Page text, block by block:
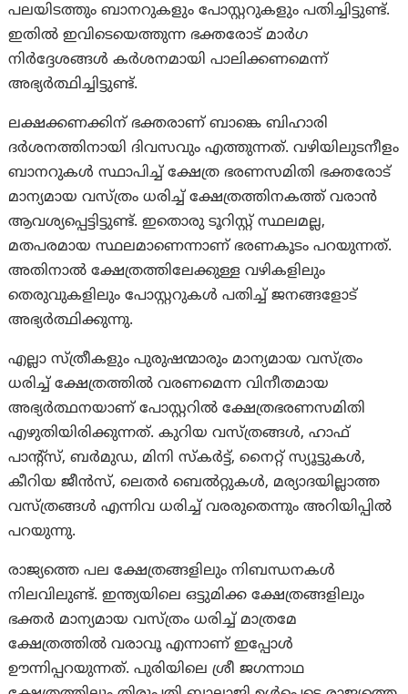
പലയിടത്തും ബാനറുകളും പോസ്റ്ററുകളും പതിച്ചിട്ടുണ്ട്.
ഇതിൽ ഇവിടെയെത്തുന്ന ഭക്തരോട് മാര്‍ഗ
നിര്‍ദ്ദേശങ്ങള്‍ കര്‍ശനമായി പാലിക്കണമെന്ന്
അഭ്യർത്ഥിച്ചിട്ടുണ്ട്.
ലക്ഷക്കണക്കിന് ഭക്തരാണ് ബാങ്കെ ബിഹാരി
ദർശനത്തിനായി ദിവസവും എത്തുന്നത്. വഴിയിലുടനീളം
ബാനറുകൾ സ്ഥാപിച്ച് ക്ഷേത്ര ഭരണസമിതി ഭക്തരോട്
മാന്യമായ വസ്ത്രം ധരിച്ച് ക്ഷേത്രത്തിനകത്ത് വരാൻ
ആവശ്യപ്പെട്ടിട്ടുണ്ട്. ഇതൊരു ടൂറിസ്റ്റ് സ്ഥലമല്ല,
മതപരമായ സ്ഥലമാണെന്നാണ് ഭരണകൂടം പറയുന്നത്.
അതിനാൽ ക്ഷേത്രത്തിലേക്കുള്ള വഴികളിലും
തെരുവുകളിലും പോസ്റ്ററുകൾ പതിച്ച് ജനങ്ങളോട്
അഭ്യർത്ഥിക്കുന്നു.
എല്ലാ സ്ത്രീകളും പുരുഷന്മാരും മാന്യമായ വസ്ത്രം
ധരിച്ച് ക്ഷേത്രത്തിൽ വരണമെന്ന വിനീതമായ
അഭ്യർത്ഥനയാണ് പോസ്റ്ററിൽ ക്ഷേത്രഭരണസമിതി
എഴുതിയിരിക്കുന്നത്. കുറിയ വസ്ത്രങ്ങൾ, ഹാഫ്
പാൻ്റ്‌സ്, ബർമുഡ, മിനി സ്‌കർട്ട്, നൈറ്റ് സ്യൂട്ടുകൾ,
കീറിയ ജീൻസ്, ലെതർ ബെൽറ്റുകൾ, മര്യാദയില്ലാത്ത
വസ്ത്രങ്ങൾ എന്നിവ ധരിച്ച് വരരുതെന്നും അറിയിപ്പില്‍
പറയുന്നു.
രാജ്യത്തെ പല ക്ഷേത്രങ്ങളിലും നിബന്ധനകള്‍
നിലവിലുണ്ട്. ഇന്ത്യയിലെ ഒട്ടുമിക്ക ക്ഷേത്രങ്ങളിലും
ഭക്തർ മാന്യമായ വസ്ത്രം ധരിച്ച് മാത്രമേ
ക്ഷേത്രത്തിൽ വരാവൂ എന്നാണ് ഇപ്പോൾ
ഊന്നിപ്പറയുന്നത്. പുരിയിലെ ശ്രീ ജഗന്നാഥ